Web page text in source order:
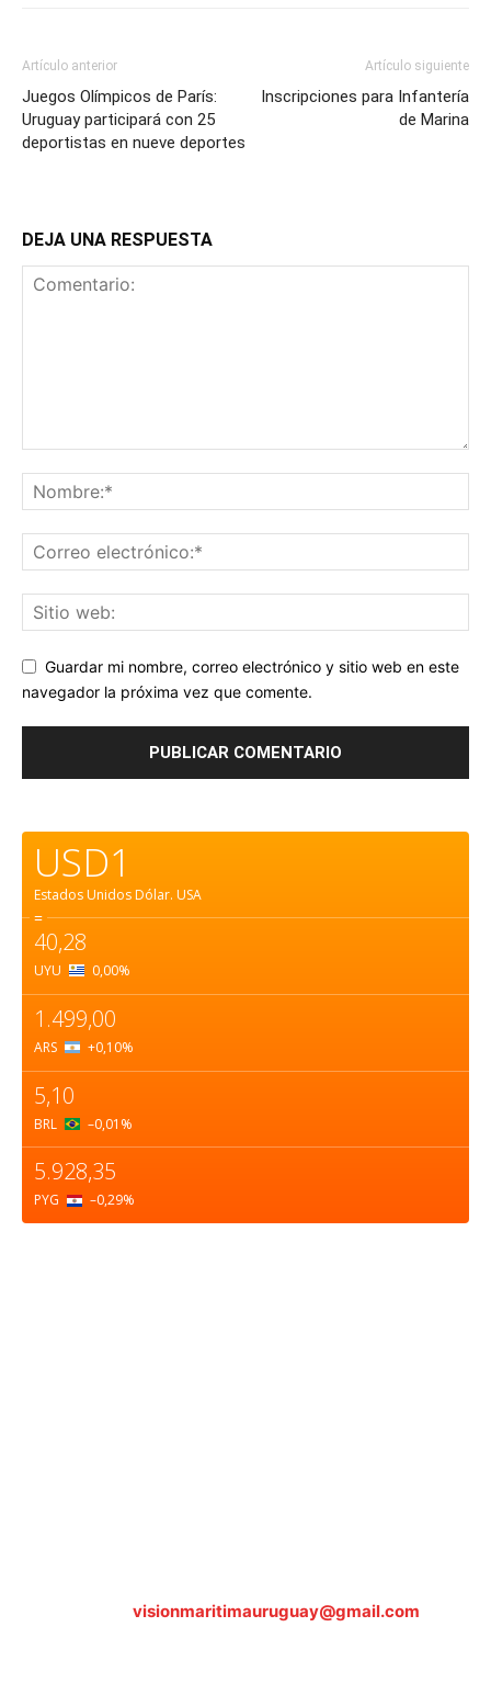
Artículo anterior
Juegos Olímpicos de París:
Uruguay participará con 25
deportistas en nueve deportes
Artículo siguiente
Inscripciones para Infantería
de Marina
DEJA UNA RESPUESTA
Guardar mi nombre, correo electrónico y sitio web en este
navegador la próxima vez que comente.
USD1
Estados Unidos Dólar. USA
=
40,28
UYU 0,00%
1.499,00
ARS +0,10%
5,10
BRL –0,01 %
5.928,35
PYG –0,29%
visionmaritimauruguay@gmail.com